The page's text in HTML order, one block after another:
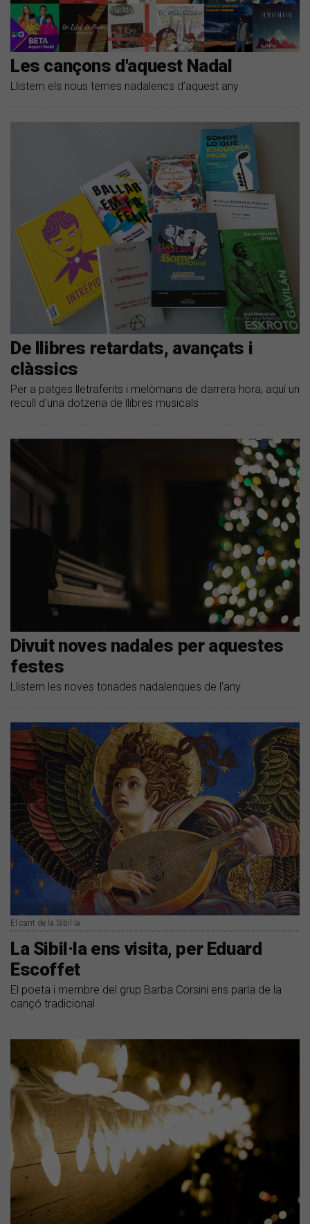
Les cançons d'aquest Nadal
Llistem els nous temes nadalencs d’aquest any
De llibres retardats, avançats i
clàssics
Per a patges lletraferits i melòmans de darrera hora, aquí un
recull d'una dotzena de llibres musicals
Divuit noves nadales per aquestes
festes
Llistem les noves tonades nadalenques de l'any
El cant de la Sibil·la
​La Sibil·la ens visita, per Eduard
Escoffet
El poeta i membre del grup Barba Corsini ens parla de la
cançó tradicional